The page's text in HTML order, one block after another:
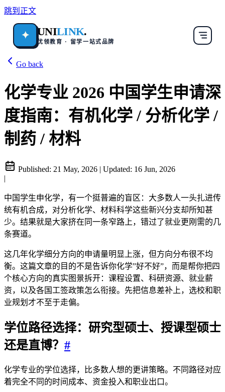
跳到正文
✦ UNILINK.
优领教育 · 留学一站式品牌
Go back
化学专业 2026 中国学生申请深
度指南：有机化学 / 分析化学 /
制药 / 材料
Published: 21 May, 2026 | Updated: 16 Jun, 2026
|
中国学生申化学，有一个挺普遍的盲区：大多数人一头扎进传
统有机合成，对分析化学、材料科学这些新兴分支却所知甚
少。结果就是大家挤在同一条窄路上，错过了就业更刚需的几
条赛道。
这几年化学细分方向的申请量明显上涨，但方向分布很不均
衡。这篇文章的目的不是告诉你化学”好不好”，而是帮你把四
个核心方向的真实图景拆开：课程设置、科研资源、就业薪
资，以及各国工签政策怎么衔接。先把信息差补上，选校和职
业规划才不至于走偏。
学位路径选择：研究型硕士、授课型硕士
还是直博？ #
化学专业的学位选择，比多数人想的更讲策略。不同路径对应
着完全不同的时间成本、资金投入和职业出口。